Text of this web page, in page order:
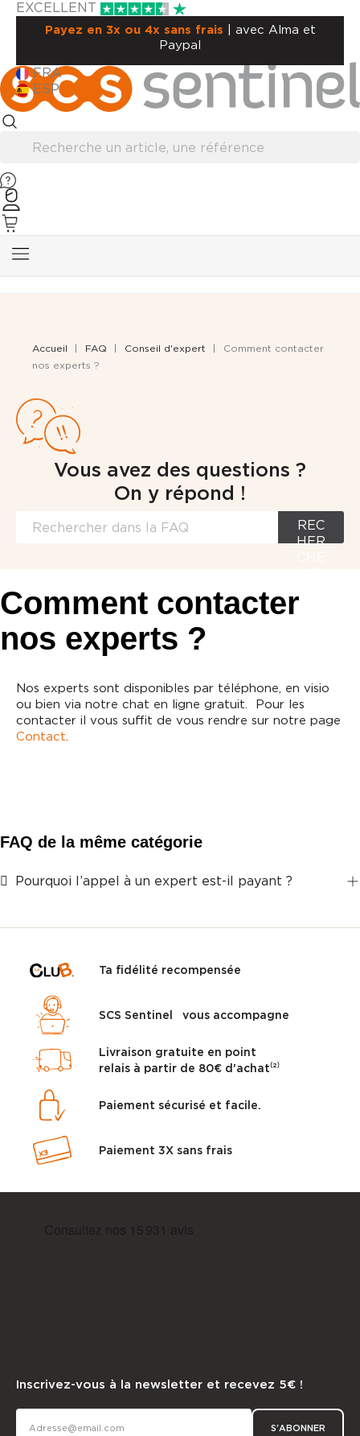
EXCELLENT
Payez en 3x ou 4x sans frais | avec Alma et
Paypal
FRA
ESP
Accueil FAQ Conseil d'expert
Comment contacter
nos experts ?
Vous avez des questions ?
On y répond !
REC
HER
Comment contacter
nos experts ?
Nos experts sont disponibles par téléphone, en visio
ou bien via notre chat en ligne gratuit. Pour les
contacter il vous suffit de vous rendre sur notre page
Contact.
FAQ de la même catégorie
Pourquoi l’appel à un expert est-il payant ?
Ta fidélité recompensée
SCS Sentinel vous accompagne
Livraison gratuite en point
relais à partir de 80€ d'achat⁽²⁾
Paiement sécurisé et facile.
Paiement 3X sans frais
Inscrivez-vous à la newsletter et recevez 5€ !
S'ABONNER